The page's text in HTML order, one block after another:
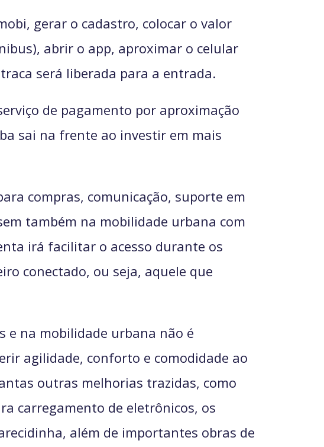
gerar o cadastro, colocar o valor
abrir o app, aproximar o celular
será liberada para a entrada.
de pagamento por aproximação
sai na frente ao investir em mais
compras, comunicação, suporte em
também na mobilidade urbana com
irá facilitar o acesso durante os
conectado, ou seja, aquele que
e na mobilidade urbana não é
agilidade, conforto e comodidade ao
outras melhorias trazidas, como
carregamento de eletrônicos, os
além de importantes obras de